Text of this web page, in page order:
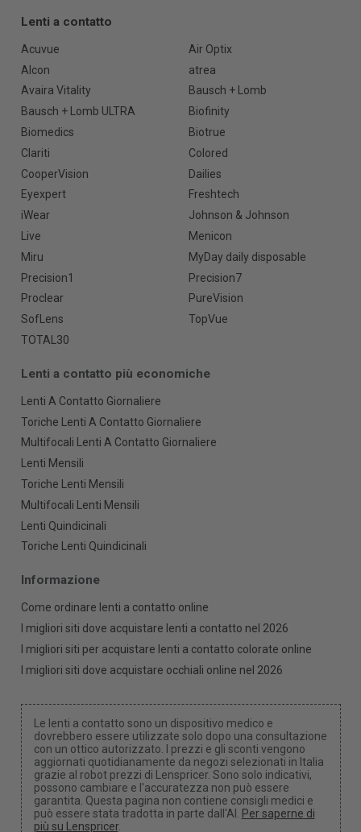
Lenti a contatto
Acuvue
Air Optix
Alcon
atrea
Avaira Vitality
Bausch + Lomb
Bausch + Lomb ULTRA
Biofinity
Biomedics
Biotrue
Clariti
Colored
CooperVision
Dailies
Eyexpert
Freshtech
iWear
Johnson & Johnson
Live
Menicon
Miru
MyDay daily disposable
Precision1
Precision7
Proclear
PureVision
SofLens
TopVue
TOTAL30
Lenti a contatto più economiche
Lenti A Contatto Giornaliere
Toriche Lenti A Contatto Giornaliere
Multifocali Lenti A Contatto Giornaliere
Lenti Mensili
Toriche Lenti Mensili
Multifocali Lenti Mensili
Lenti Quindicinali
Toriche Lenti Quindicinali
Informazione
Come ordinare lenti a contatto online
I migliori siti dove acquistare lenti a contatto nel 2026
I migliori siti per acquistare lenti a contatto colorate online
I migliori siti dove acquistare occhiali online nel 2026
Le lenti a contatto sono un dispositivo medico e
dovrebbero essere utilizzate solo dopo una consultazione
con un ottico autorizzato. I prezzi e gli sconti vengono
aggiornati quotidianamente da negozi selezionati in Italia
grazie al robot prezzi di Lenspricer. Sono solo indicativi,
possono cambiare e l'accuratezza non può essere
garantita. Questa pagina non contiene consigli medici e
può essere stata tradotta in parte dall'AI. Per saperne di
più su Lenspricer.